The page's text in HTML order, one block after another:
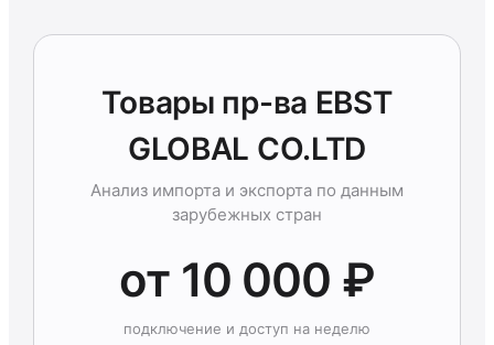
Товары пр-ва EBST
GLOBAL CO.LTD
Анализ импорта и экспорта по данным
зарубежных стран
от 10 000 ₽
подключение и доступ на неделю